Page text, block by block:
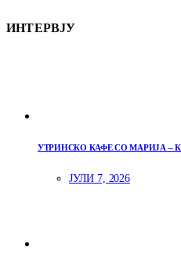
ИНТЕРВЈУ
УТРИНСКО КАФЕ СО МАРИЈА –
ЈУЛИ 7, 2026